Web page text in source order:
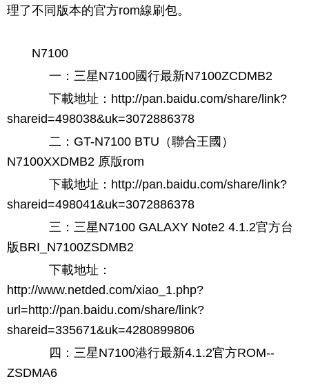
理了不同版本的官方rom線刷包。
N7100
一：三星N7100國行最新N7100ZCDMB2
下載地址：http://pan.baidu.com/share/link?
shareid=498038&uk=3072886378
二：GT-N7100 BTU（聯合王國）
N7100XXDMB2 原版rom
下載地址：http://pan.baidu.com/share/link?
shareid=498041&uk=3072886378
三：三星N7100 GALAXY Note2 4.1.2官方台
版BRI_N7100ZSDMB2
下載地址：
http://www.netded.com/xiao_1.php?
url=http://pan.baidu.com/share/link?
shareid=335671&uk=4280899806
四：三星N7100港行最新4.1.2官方ROM--
ZSDMA6